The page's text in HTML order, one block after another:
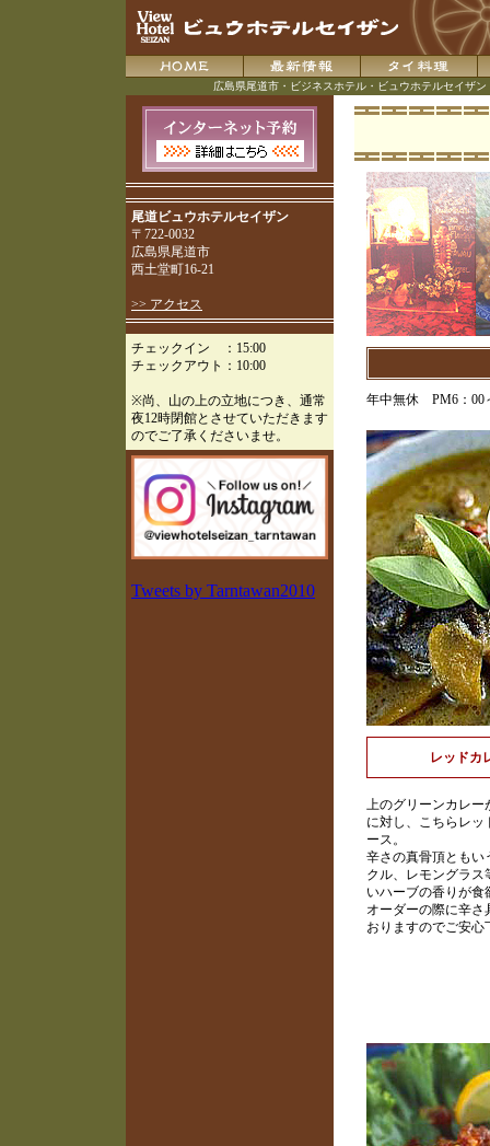
広島県尾道市・ビジネスホテル・ビュウホテルセイザ
尾道ビュウホテルセイザン
〒722-0032
広島県尾道市
西土堂町16-21
>> アクセス
チェックイン ：15:00
チェックアウト：10:00
※尚、山の上の立地につき、通常
夜12時閉館とさせていただきます
のでご了承くださいませ。
Tweets by Tarntawan2010
年中無休 PM6：00
レッドカ
上のグリーンカレー
に対し、こちらレ
ース。
辛さの真骨頂ともい
クル、レモングラ
いハーブの香りが食
オーダーの際に辛
おりますのでご安心